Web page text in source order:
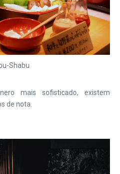
Shabu
mais sofisticado, existem
de nota.